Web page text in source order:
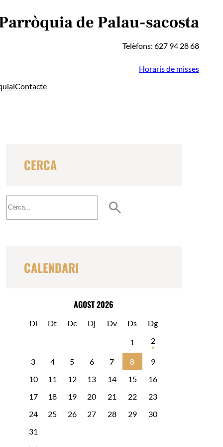
de Palau-sacosta
Telèfons: 627 94 28 68
Horaris de misses
Contacte
CERCA
u
s
CALENDARI
AGOST 2026
Dl Dt Dc Dj Dv Ds
Dg
1
2
3 4 5 6 7 8
9
10
11 12 13 14 15
16
17
18 19 20 21 22
23
24
25 26 27 28 29
30
31